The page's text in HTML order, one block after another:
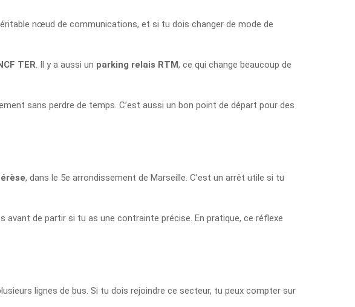
nœud de communications, et si tu dois changer de mode de
TER . Il y a aussi un parking relais RTM, ce qui change beaucoup de
sans perdre de temps. C’est aussi un bon point de départ pour des
, dans le 5e arrondissement de Marseille. C’est un arrêt utile si tu
de partir si tu as une contrainte précise. En pratique, ce réflexe
lignes de bus. Si tu dois rejoindre ce secteur, tu peux compter sur